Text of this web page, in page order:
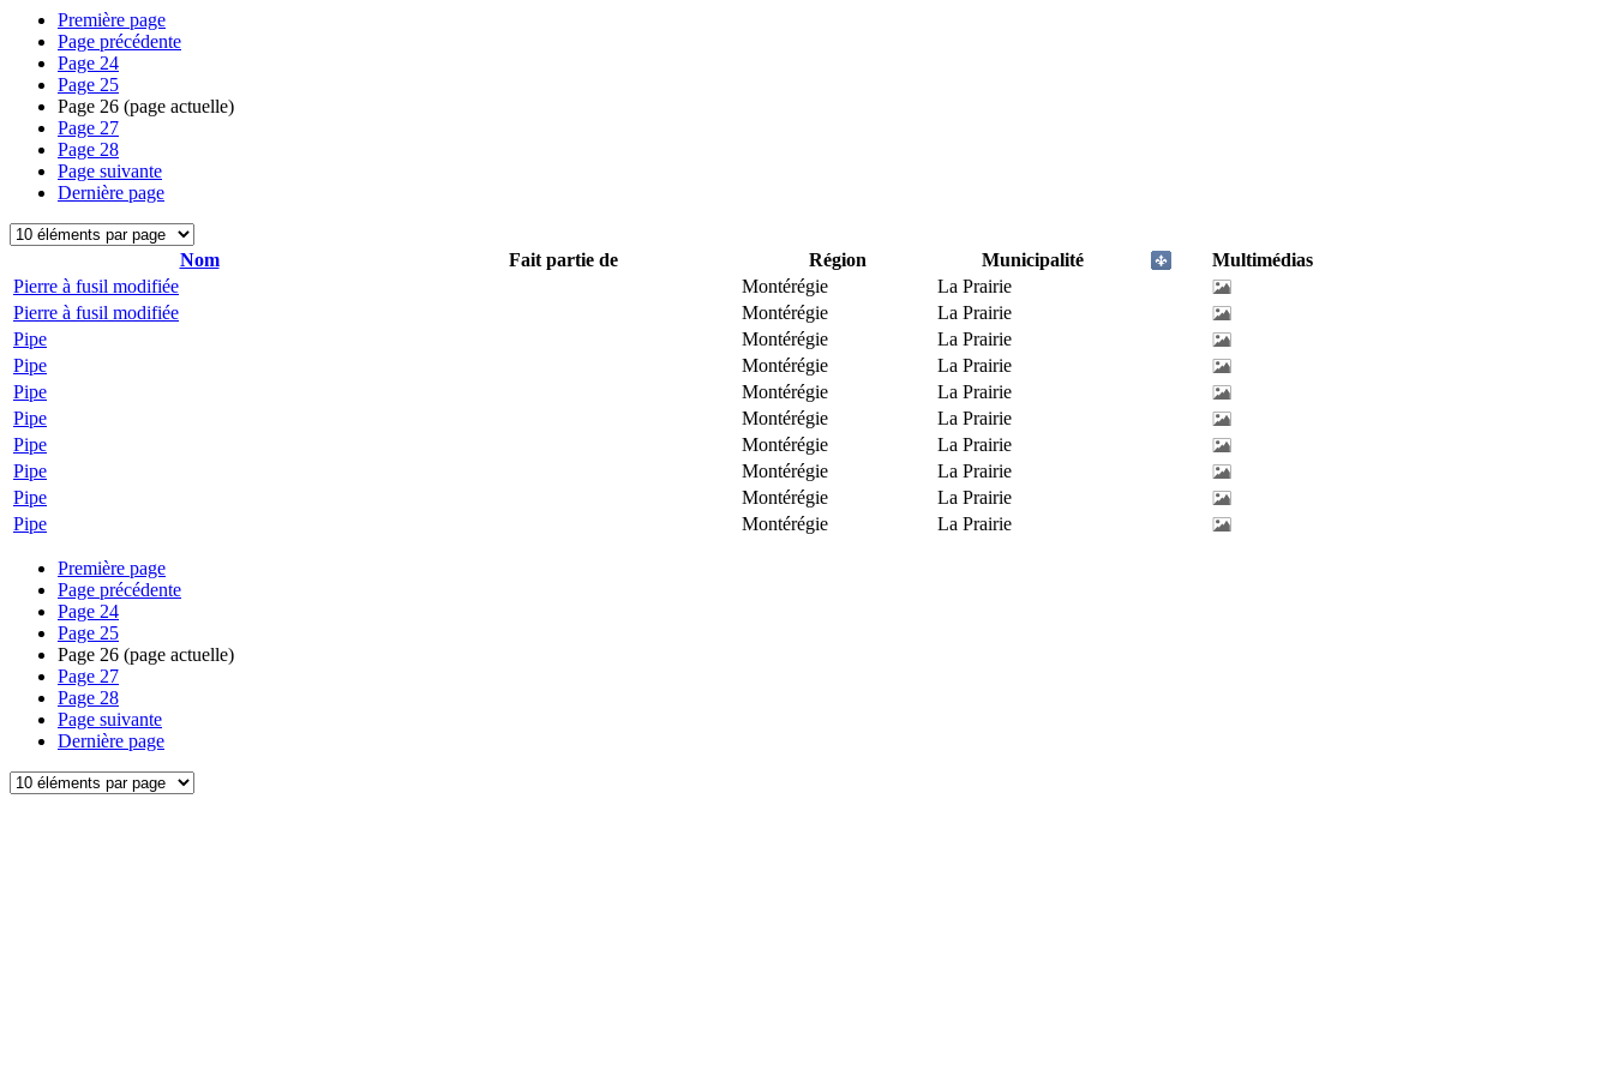
Première page
Page précédente
Page 24
Page 25
Page 26 (page actuelle)
Page 27
Page 28
Page suivante
Dernière page
Nom Fait partie de Région Municipalité
Multimédias
Pierre à fusil modifiée
Montérégie
La Prairie
Pierre à fusil modifiée
Montérégie
La Prairie
Pipe
Montérégie
La Prairie
Pipe
Montérégie
La Prairie
Pipe
Montérégie
La Prairie
Pipe
Montérégie
La Prairie
Pipe
Montérégie
La Prairie
Pipe
Montérégie
La Prairie
Pipe
Montérégie
La Prairie
Pipe
Montérégie La Prairie
Première page
Page précédente
Page 24
Page 25
Page 26 (page actuelle)
Page 27
Page 28
Page suivante
Dernière page